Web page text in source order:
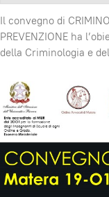
Il convegno di
PREVENZIONE ha
della Criminologia e